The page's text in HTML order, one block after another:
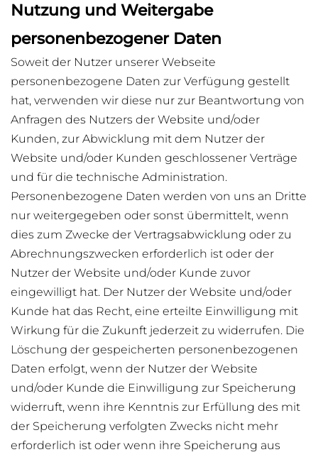
Nutzung und Weitergabe
personenbezogener Daten
Soweit der Nutzer unserer Webseite
personenbezogene Daten zur Verfügung gestellt
hat, verwenden wir diese nur zur Beantwortung von
Anfragen des Nutzers der Website und/oder
Kunden, zur Abwicklung mit dem Nutzer der
Website und/oder Kunden geschlossener Verträge
und für die technische Administration.
Personenbezogene Daten werden von uns an Dritte
nur weitergegeben oder sonst übermittelt, wenn
dies zum Zwecke der Vertragsabwicklung oder zu
Abrechnungszwecken erforderlich ist oder der
Nutzer der Website und/oder Kunde zuvor
eingewilligt hat. Der Nutzer der Website und/oder
Kunde hat das Recht, eine erteilte Einwilligung mit
Wirkung für die Zukunft jederzeit zu widerrufen. Die
Löschung der gespeicherten personenbezogenen
Daten erfolgt, wenn der Nutzer der Website
und/oder Kunde die Einwilligung zur Speicherung
widerruft, wenn ihre Kenntnis zur Erfüllung des mit
der Speicherung verfolgten Zwecks nicht mehr
erforderlich ist oder wenn ihre Speicherung aus